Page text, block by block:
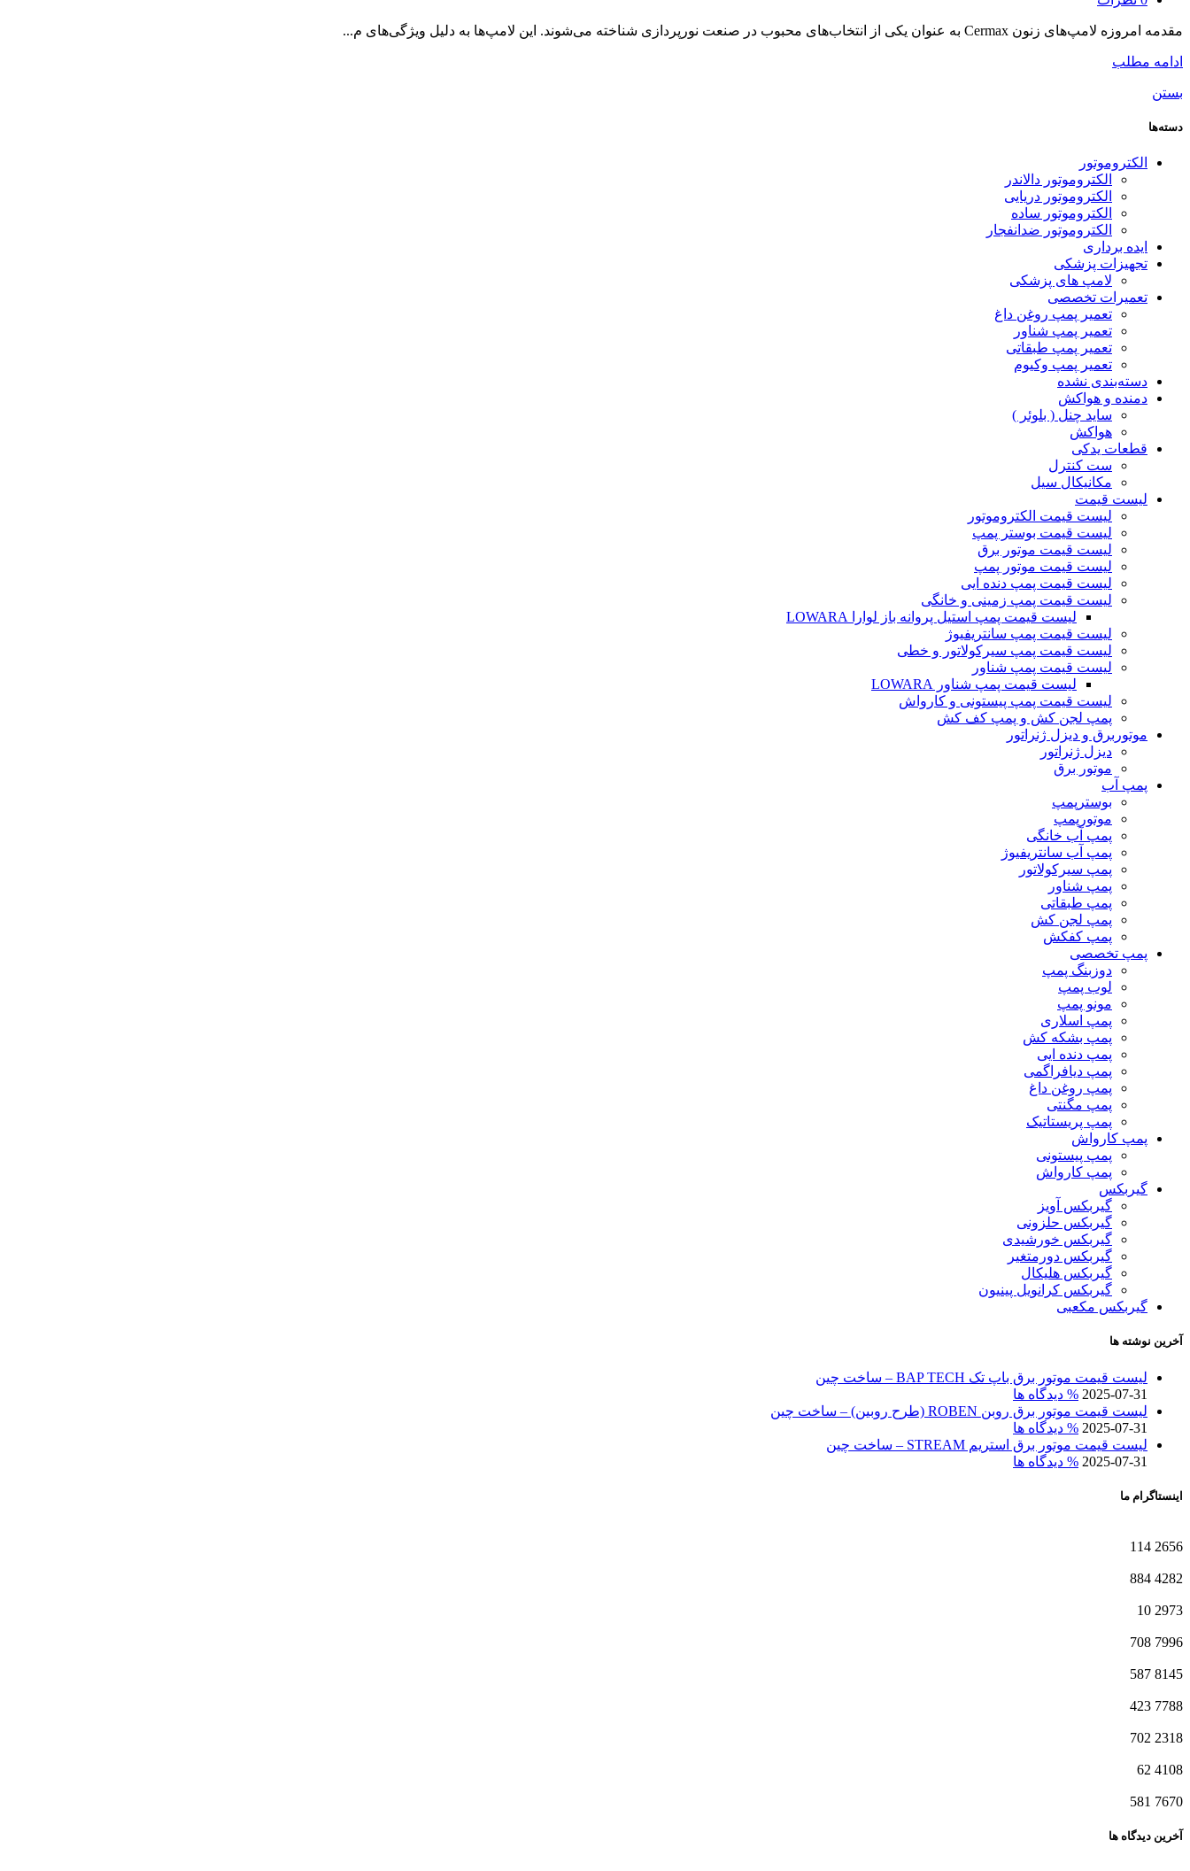
مقدمه امروزه لامپ‌های زنون Cermax به عنوان یکی از انتخاب‌های محبوب در صنعت نورپردازی شناخته می‌شوند. این لامپ‌ها به دلیل ویژگی‌های م...
ادامه مطلب
بستن
دسته‌ها
الکتروموتور
الکتروموتور دالاندر
الکتروموتور دریایی
الکتروموتور ساده
الکتروموتور ضدانفجار
ایده برداری
تجهیزات پزشکی
لامپ های پزشکی
تعمیرات تخصصی
تعمیر پمپ روغن داغ
تعمیر پمپ شناور
تعمیر پمپ طبقاتی
تعمیر پمپ وکیوم
دسته‌بندی نشده
دمنده و هواکش
ساید چنل ( بلوئر )
هواکش
قطعات یدکی
ست کنترل
مکانیکال سیل
لیست قیمت
لیست قیمت الکتروموتور
لیست قیمت بوستر پمپ
لیست قیمت موتور برق
لیست قیمت موتور پمپ
لیست قیمت پمپ دنده ایی
لیست قیمت پمپ زمینی و خانگی
ليست قيمت پمپ استيل پروانه باز لوارا LOWARA
لیست قیمت پمپ سانتریفیوژ
لیست قیمت پمپ سیرکولاتور و خطی
لیست قیمت پمپ شناور
لیست قیمت پمپ شناور LOWARA
لیست قیمت پمپ پیستونی و کارواش
پمپ لجن کش و پمپ کف کش
موتوربرق و دیزل ژنراتور
دیزل ژنراتور
موتور برق
پمپ آب
بوسترپمپ
موتورپمپ
پمپ آب خانگی
پمپ آب سانتریفیوژ
پمپ سیرکولاتور
پمپ شناور
پمپ طبقاتی
پمپ لجن کش
پمپ کفکش
پمپ تخصصی
دوزبنگ پمپ
لوب پمپ
مونو پمپ
پمپ اسلاری
پمپ بشکه کش
پمپ دنده ایی
پمپ دیافراگمی
پمپ روغن داغ
پمپ مگنتی
پمپ پریستاتیک
پمپ کارواش
پمپ پیستونی
پمپ کارواش
گیربکس
گیربکس آویز
گیربکس حلزونی
گیربکس خورشیدی
گیربکس دورمتغیر
گیربکس هلیکال
گیربکس کرانویل پینیون
گیربکس مکعبی
آخرین نوشته ها
لیست قیمت موتور برق باپ تک BAP TECH – ساخت چین
2025-07-31 % دیدگاه ها
لیست قیمت موتور برق روبن ROBEN (طرح روبین) – ساخت چین
2025-07-31 % دیدگاه ها
لیست قیمت موتور برق استریم STREAM – ساخت چین
2025-07-31 % دیدگاه ها
اینستاگرام ما
2656
114
4282
884
2973
10
7996
708
8145
587
7788
423
2318
702
4108
62
7670
581
آخرین دیدگاه ها